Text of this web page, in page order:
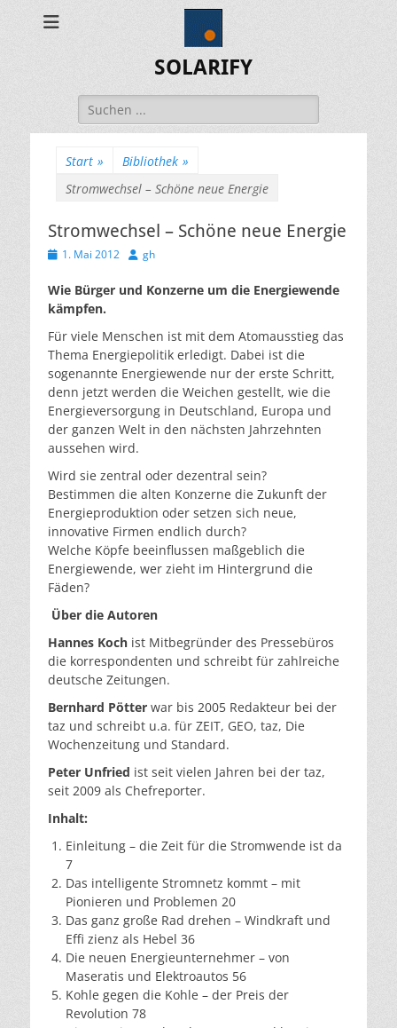
SOLARIFY
Suchen
nach:
Start » Bibliothek »
Stromwechsel – Schöne neue Energie
Stromwechsel – Schöne neue Energie
Veröffentlicht
1. Mai 2012 Autor
gh
Wie Bürger und Konzerne um die Energiewende
kämpfen.
Für viele Menschen ist mit dem Atomausstieg das
Thema Energiepolitik erledigt. Dabei ist die
sogenannte Energiewende nur der erste Schritt,
denn jetzt werden die Weichen gestellt, wie die
Energieversorgung in Deutschland, Europa und
der ganzen Welt in den nächsten Jahrzehnten
aussehen wird.
Wird sie zentral oder dezentral sein?
Bestimmen die alten Konzerne die Zukunft der
Energieproduktion oder setzen sich neue,
innovative Firmen endlich durch?
Welche Köpfe beeinflussen maßgeblich die
Energiewende, wer zieht im Hintergrund die
Fäden?
Über die Autoren
Hannes Koch ist Mitbegründer des Pressebüros
die korrespondenten und schreibt für zahlreiche
deutsche Zeitungen.
Bernhard Pötter war bis 2005 Redakteur bei der
taz und schreibt u.a. für ZEIT, GEO, taz, Die
Wochenzeitung und Standard.
Peter Unfried ist seit vielen Jahren bei der taz,
seit 2009 als Chefreporter.
Inhalt:
Einleitung – die Zeit für die Stromwende ist da
7
Das intelligente Stromnetz kommt – mit
Pionieren und Problemen 20
Das ganz große Rad drehen – Windkraft und
Effi zienz als Hebel 36
Die neuen Energieunternehmer – von
Maseratis und Elektroautos 56
Kohle gegen die Kohle – der Preis der
Revolution 78